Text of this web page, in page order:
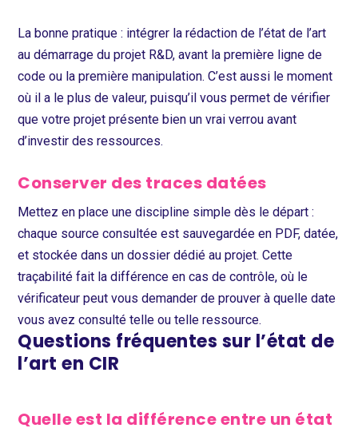
La bonne pratique : intégrer la rédaction de l’état de l’art
au démarrage du projet R&D, avant la première ligne de
code ou la première manipulation. C’est aussi le moment
où il a le plus de valeur, puisqu’il vous permet de vérifier
que votre projet présente bien un vrai verrou avant
d’investir des ressources.
Conserver des traces datées
Mettez en place une discipline simple dès le départ :
chaque source consultée est sauvegardée en PDF, datée,
et stockée dans un dossier dédié au projet. Cette
traçabilité fait la différence en cas de contrôle, où le
vérificateur peut vous demander de prouver à quelle date
vous avez consulté telle ou telle ressource.
Questions fréquentes sur l’état de
l’art en CIR
Quelle est la différence entre un état